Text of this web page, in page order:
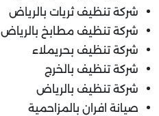
شركة تنظيف ثريات بالرياض
شركة تنظيف مطابخ بالرياض
شركة تنظيف بحريملاء
شركة تنظيف بالخرج
شركة تنظيف بالرياض
صيانة افران بالمزاحمية